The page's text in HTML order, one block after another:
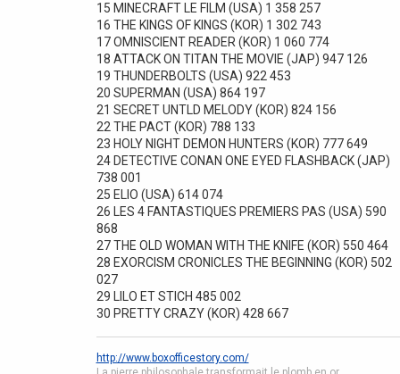
15 MINECRAFT LE FILM (USA) 1 358 257
16 THE KINGS OF KINGS (KOR) 1 302 743
17 OMNISCIENT READER (KOR) 1 060 774
18 ATTACK ON TITAN THE MOVIE (JAP) 947 126
19 THUNDERBOLTS (USA) 922 453
20 SUPERMAN (USA) 864 197
21 SECRET UNTLD MELODY (KOR) 824 156
22 THE PACT (KOR) 788 133
23 HOLY NIGHT DEMON HUNTERS (KOR) 777 649
24 DETECTIVE CONAN ONE EYED FLASHBACK (JAP)
738 001
25 ELIO (USA) 614 074
26 LES 4 FANTASTIQUES PREMIERS PAS (USA) 590
868
27 THE OLD WOMAN WITH THE KNIFE (KOR) 550 464
28 EXORCISM CRONICLES THE BEGINNING (KOR) 502
027
29 LILO ET STICH 485 002
30 PRETTY CRAZY (KOR) 428 667
http://www.boxofficestory.com/